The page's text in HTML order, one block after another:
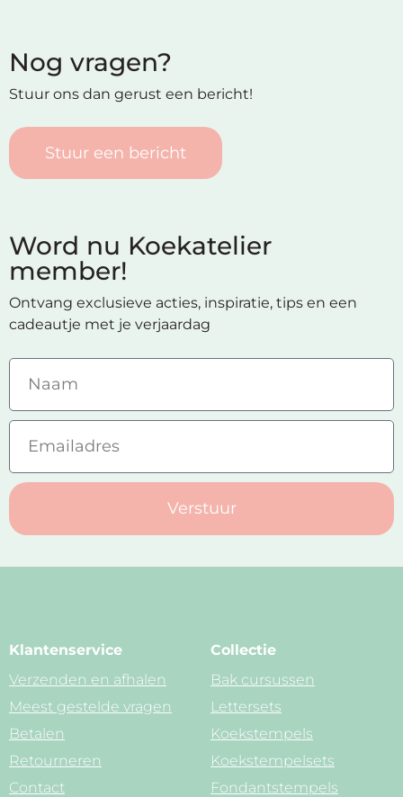
Nog vragen?
Stuur ons dan gerust een bericht!
Stuur een bericht
Word nu Koekatelier
member!
Ontvang exclusieve acties, inspiratie, tips en een
cadeautje met je verjaardag
Verstuur
Klantenservice
Verzenden en afhalen
Meest gestelde vragen
Betalen
Retourneren
Contact
Collectie
Bak cursussen
Lettersets
Koekstempels
Koekstempelsets
Fondantstempels